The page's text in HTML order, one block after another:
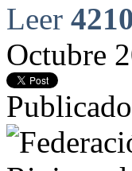
Leer 4210
Octubre